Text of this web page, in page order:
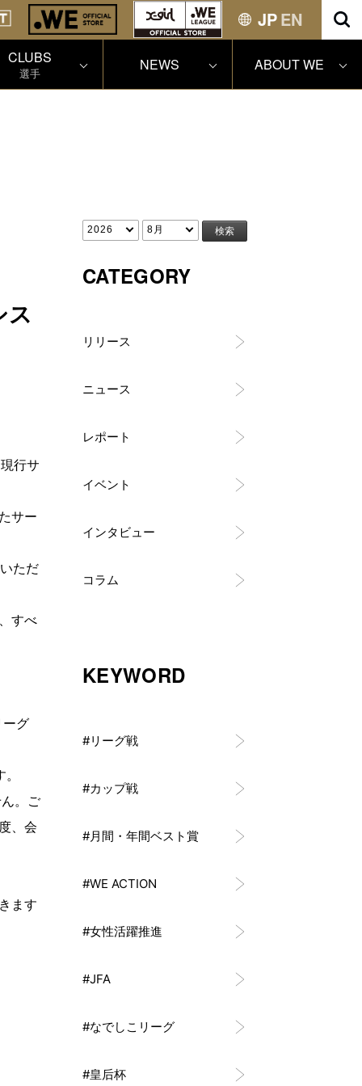
JPEN
CLUBS
選手 NEWS ABOUT WE
ス
行サ
サー
ただ
すべ
ーグ
。ご
、会
ます
CATEGORY
リリース
ニュース
レポート
イベント
インタビュー
コラム
KEYWORD
#リーグ戦
#カップ戦
#月間・年間ベスト賞
#WE ACTION
#女性活躍推進
#JFA
#なでしこリーグ
#皇后杯